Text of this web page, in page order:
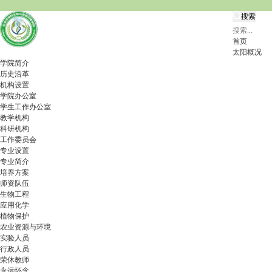
搜索
首页
太阳概况
学院简介
历史沿革
机构设置
学院办公室
学生工作办公室
教学机构
科研机构
工作委员会
专业设置
专业简介
培养方案
师资队伍
生物工程
应用化学
植物保护
农业资源与环境
实验人员
行政人员
荣休教师